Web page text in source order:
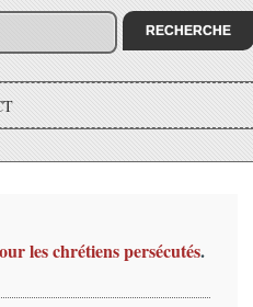
les chrétiens persécutés.